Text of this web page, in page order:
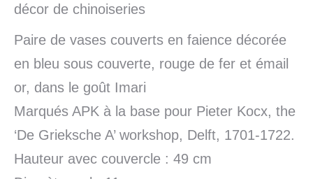
décor de chinoiseries
Paire de vases couverts en faience décorée
en bleu sous couverte, rouge de fer et émail
or, dans le goût Imari
Marqués APK à la base pour Pieter Kocx, the
‘De Grieksche A’ workshop, Delft, 1701-1722.
Hauteur avec couvercle : 49 cm